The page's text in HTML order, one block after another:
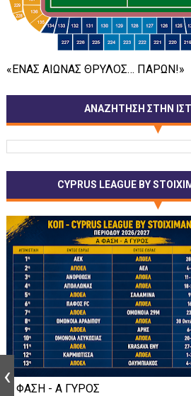
«ΕΝΑΣ ΑΙΩΝΑΣ ΘΡΥΛΟΣ… ΠΑΡΩΝ!»
ΑΝΑΖΗΤΗΣΗ ΣΤΗΝ
CYPRUS LEAGUE BY
Α ΦΑΣΗ - Α ΓΥΡΟΣ